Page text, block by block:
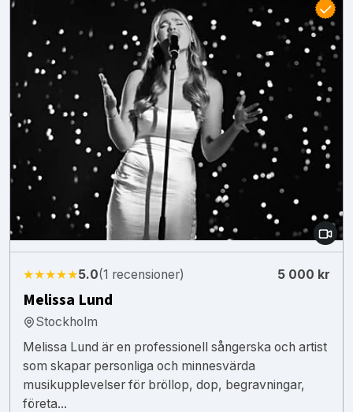
★★★★★5.0(1 recensioner) 5 000 kr
Melissa Lund
Stockholm
Melissa Lund är en professionell sångerska och artist
som skapar personliga och minnesvärda
musikupplevelser för bröllop, dop, begravningar,
företa...